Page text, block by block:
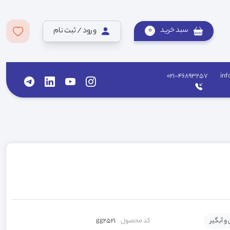
سبد خرید 0 ورود / ثبت نام
021-46893257
و آبگیر کد محصول gg2521